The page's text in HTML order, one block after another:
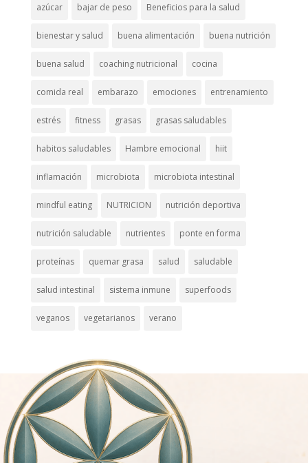
azúcar bajar de peso Beneficios para la salud
bienestar y salud buena alimentación buena nutrición
buena salud coaching nutricional cocina
comida real embarazo emociones entrenamiento
estrés fitness grasas grasas saludables
habitos saludables Hambre emocional hiit
inflamación microbiota microbiota intestinal
mindful eating NUTRICION nutrición deportiva
nutrición saludable nutrientes ponte en forma
proteínas quemar grasa salud saludable
salud intestinal sistema inmune superfoods
veganos vegetarianos verano